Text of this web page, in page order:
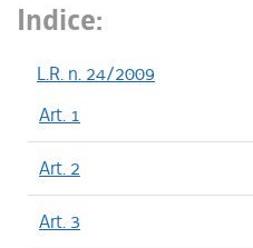
Indice:
L.R. n. 24/2009
Art. 1
Art. 2
Art. 3